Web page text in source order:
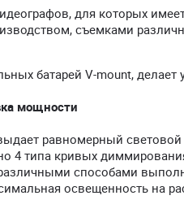
для которых
съемками
батарей V-mount,
мощности
равномерный
4 типа кривых
способами
освещенность на